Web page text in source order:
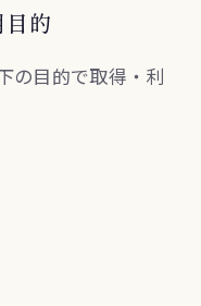
的
の目的で取得・利